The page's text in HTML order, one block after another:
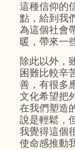
這種信仰的
點，給到我
為這個社會
暖，帶來一
除此以外，
困難比較辛
善，有很多
文化希望把
在我們塑造
說是輕鬆，
我覺得這個
使命感推動